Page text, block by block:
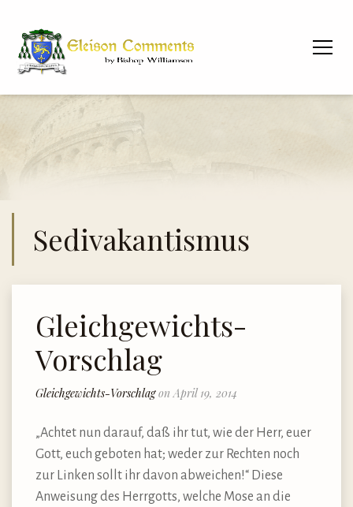
Sedivakantismus
Gleichgewichts-
Vorschlag
Gleichgewichts-Vorschlagon April 19, 2014
„Achtet nun darauf, daß ihr tut, wie der Herr, euer
Gott, euch geboten hat; weder zur Rechten noch
zur Linken sollt ihr davon abweichen!“ Diese
Anweisung des Herrgotts, welche Mose an die